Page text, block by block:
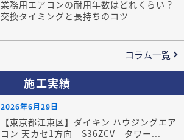
業務用エアコンの耐用年数はどれくらい？
交換タイミングと長持ちのコツ
コラム一覧
施工実績
2026年6月29日
【東京都江東区】ダイキン ハウジングエア
コン 天カセ1方向 S36ZCV タワー...